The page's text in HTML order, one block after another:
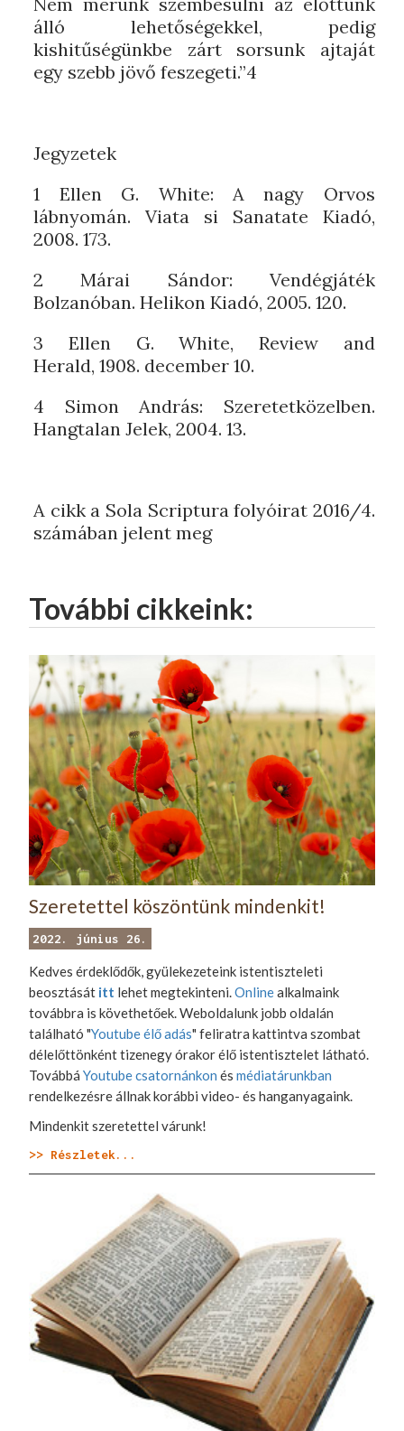
álló lehetőségekkel, pedig
kishitűségünkbe zárt sorsunk ajtaját
egy szebb jövő feszegeti.”4
Jegyzetek
1 Ellen G. White: A nagy Orvos
lábnyomán. Viata si Sanatate Kiadó,
2008. 173.
2 Márai Sándor: Vendégjáték
Bolzanóban. Helikon Kiadó, 2005. 120.
3 Ellen G. White, Review and
Herald, 1908. december 10.
4 Simon András: Szeretetközelben.
Hangtalan Jelek, 2004. 13.
A cikk a Sola Scriptura folyóirat 2016/4.
számában jelent meg
További cikkeink:
Szeretettel köszöntünk mindenkit!
2022. június 26.
Kedves érdeklődők, gyülekezeteink istentiszteleti
beosztását itt lehet megtekinteni.Onlinealkalmaink
továbbra is követhetőek. Weboldalunk jobb oldalán
található "Youtube élő adás" feliratra kattintva szombat
délelőttönként tizenegy órakor élő istentisztelet látható.
TovábbáYoutube csatornánkon ésmédiatárunkban
rendelkezésre állnak korábbi video- és hanganyagaink.
Mindenkit szeretettel várunk!
>> Részletek...